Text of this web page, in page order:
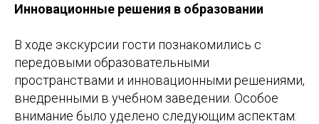
Инновационные решения в образовании
В ходе экскурсии гости познакомились с
передовыми образовательными
пространствами и инновационными решениями,
внедренными в учебном заведении. Особое
внимание было уделено следующим аспектам: